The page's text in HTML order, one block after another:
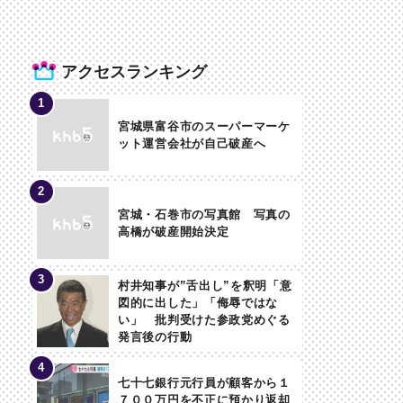
アクセスランキング
宮城県富谷市のスーパーマーケ
ット運営会社が自己破産へ
宮城・石巻市の写真館 写真の
高橋が破産開始決定
村井知事が”舌出し”を釈明「意
図的に出した」「侮辱ではな
い」 批判受けた参政党めぐる
発言後の行動
七十七銀行元行員が顧客から１
７００万円を不正に預かり返却